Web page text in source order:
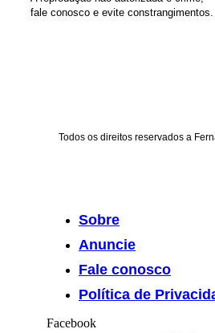
fale conosco e evite constrangimentos.
Todos os direitos reservados a
Sobre
Anuncie
Fale conosco
Política de
Facebook